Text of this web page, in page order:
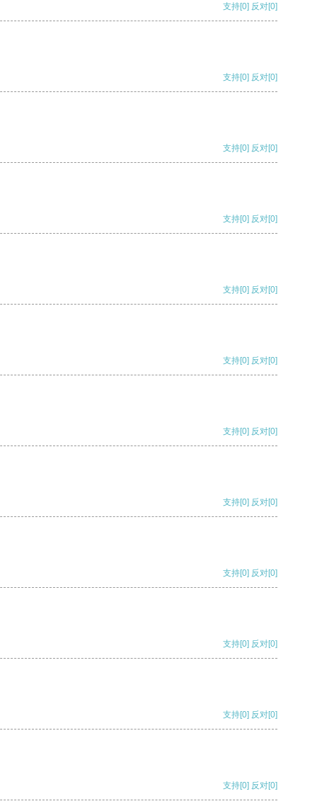
支持[0] 反对[0]
支持[0] 反对[0]
支持[0] 反对[0]
支持[0] 反对[0]
支持[0] 反对[0]
支持[0] 反对[0]
支持[0] 反对[0]
支持[0] 反对[0]
支持[0] 反对[0]
支持[0] 反对[0]
支持[0] 反对[0]
支持[0] 反对[0]